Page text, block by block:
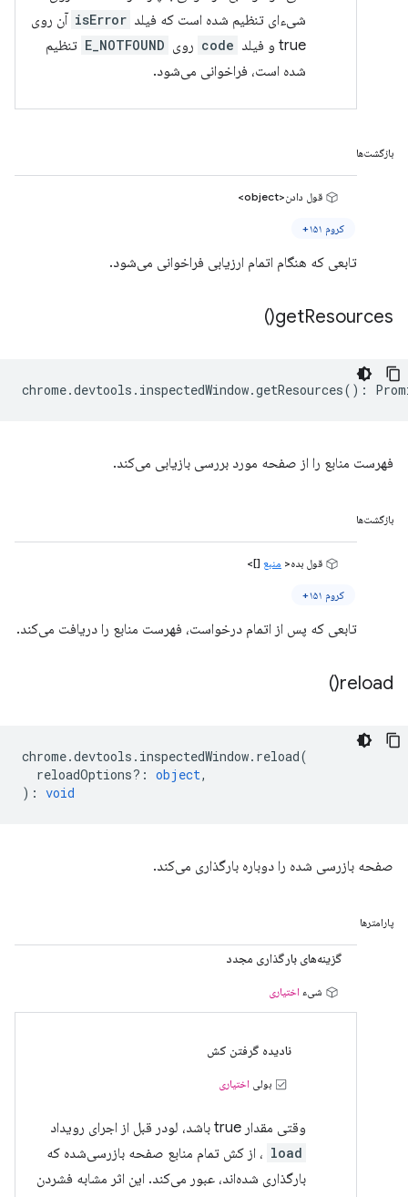
شیء‌ای تنظیم شده است که فیلد isError آن روی
true و فیلد
code روی E_NOTFOUND تنظیم
شده است، فراخوانی می‌شود.
بازگشت‌ها
قول دادن<object>
کروم ۱۵۱+
تابعی که هنگام اتمام ارزیابی فراخوانی می‌شود.
getResources(
)
chrome.devtools . inspectedWindow.getResources() :
فهرست منابع را از صفحه مورد بررسی بازیابی می‌کند.
بازگشت‌ها
قول بده< منبع []>
کروم ۱۵۱+
تابعی که پس از اتمام درخواست، فهرست منابع را دریافت می‌کند.
reload(
)
chrome.devtools . inspectedWindow. reload(
reloadOptions? : object,
) : void
صفحه بازرسی شده را دوباره بارگذاری می‌کند.
پارامترها
گزینه‌های بارگذاری مجدد
شیء اختیاری
نادیده گرفتن کش
بولی اختیاری
وقتی مقدار true باشد، لودر قبل از اجرای رویداد
load ، از کش تمام منابع صفحه بازرسی‌شده که
بارگذاری شده‌اند، عبور می‌کند. این اثر مشابه فشردن